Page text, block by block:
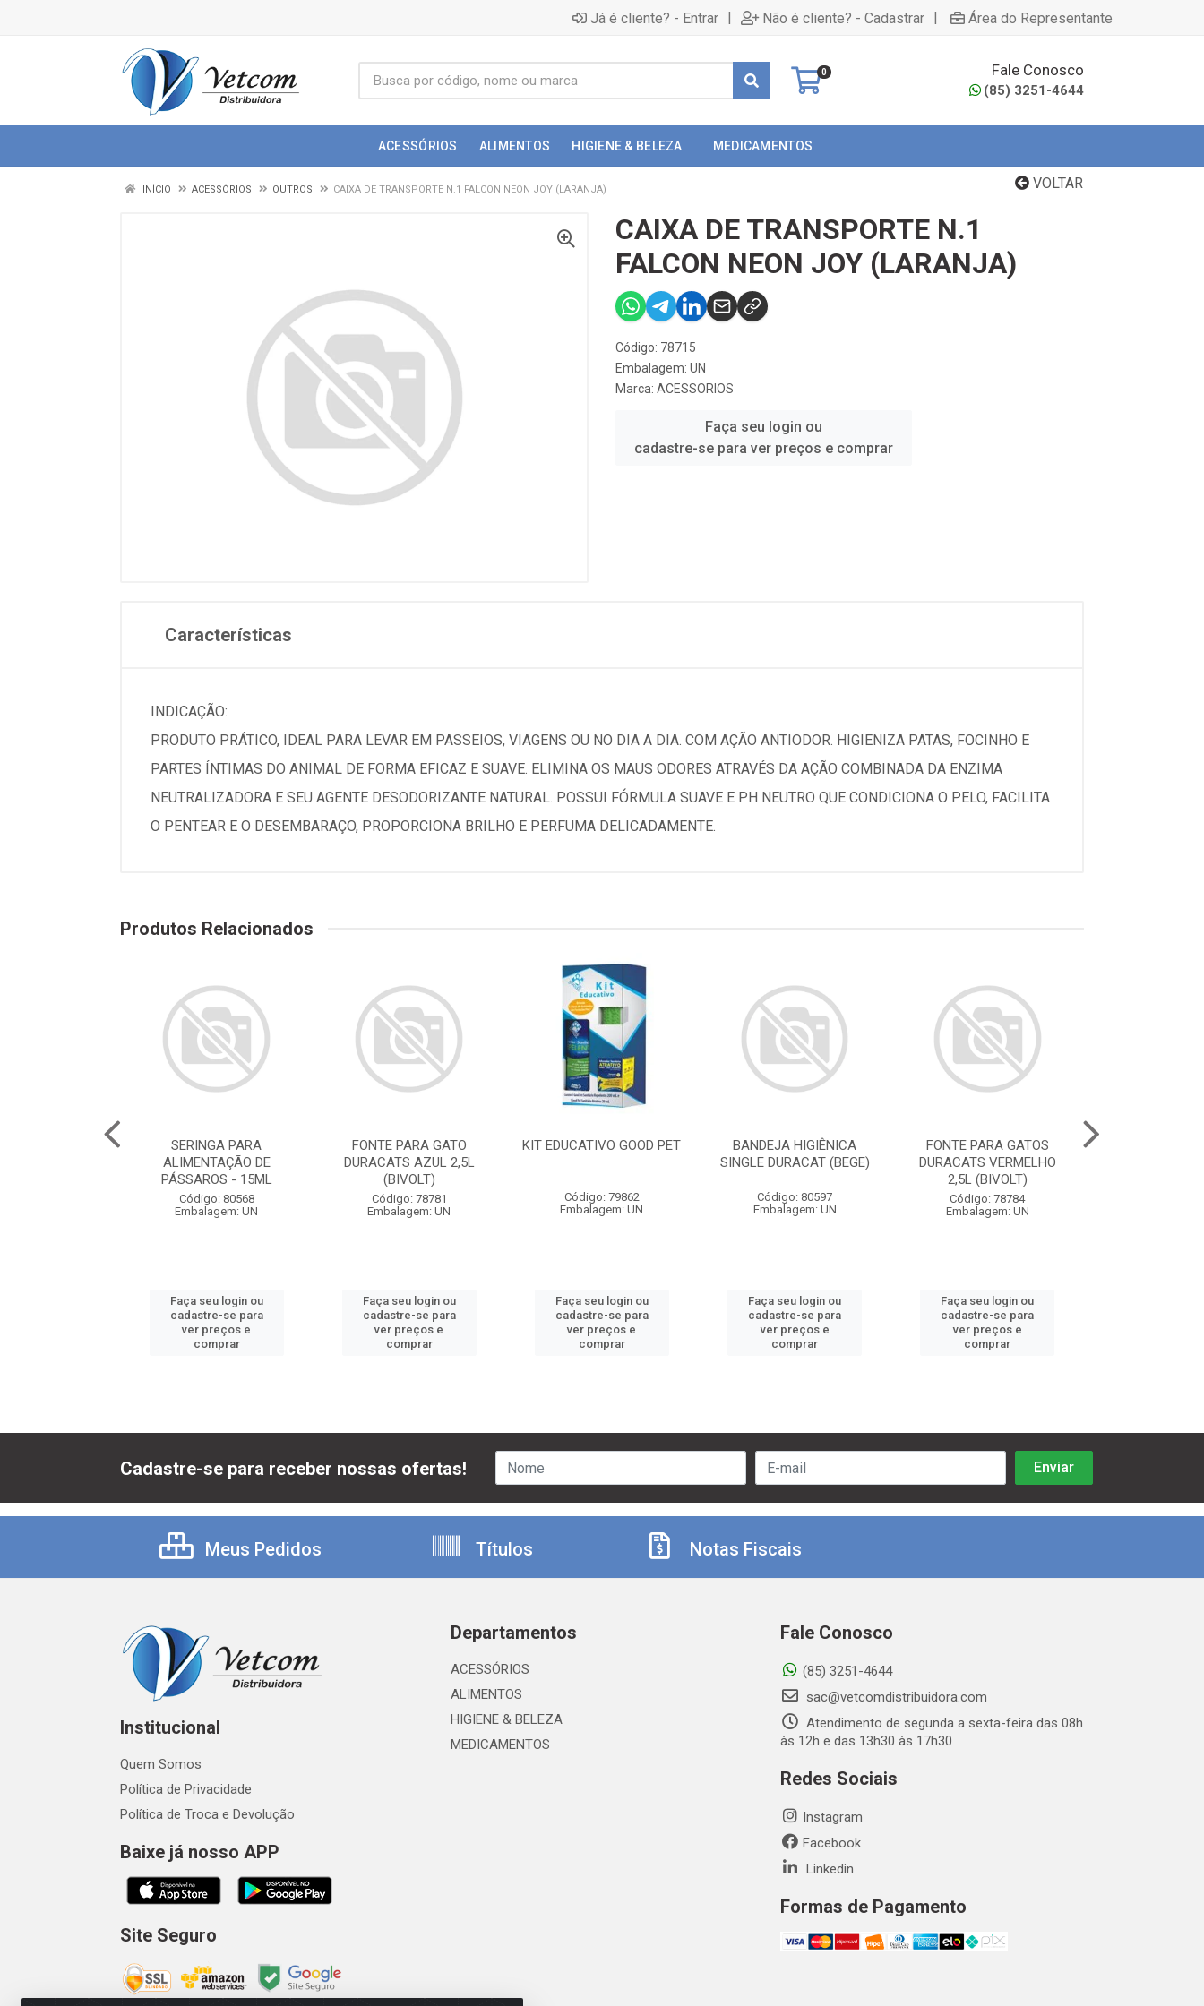
Já é cliente? - Entrar | Não é cliente? - Cadastrar | Área do Representante
0 Fale Conosco
(85) 3251-4644
ACESSÓRIOS ALIMENTOS HIGIENE & BELEZA MEDICAMENTOS
VOLTAR
INÍCIO ACESSÓRIOS OUTROS CAIXA DE TRANSPORTE N.1 FALCON NEON JOY (LARANJA)
CAIXA DE TRANSPORTE N.1
FALCON NEON JOY (LARANJA)
Código: 78715
Embalagem: UN
Marca: ACESSORIOS
Faça seu login ou
cadastre-se para ver preços e comprar
Características
INDICAÇÃO:
PRODUTO PRÁTICO, IDEAL PARA LEVAR EM PASSEIOS, VIAGENS OU NO DIA A DIA. COM AÇÃO ANTIODOR. HIGIENIZA PATAS, FOCINHO E
PARTES ÍNTIMAS DO ANIMAL DE FORMA EFICAZ E SUAVE. ELIMINA OS MAUS ODORES ATRAVÉS DA AÇÃO COMBINADA DA ENZIMA
NEUTRALIZADORA E SEU AGENTE DESODORIZANTE NATURAL. POSSUI FÓRMULA SUAVE E PH NEUTRO QUE CONDICIONA O PELO, FACILITA
O PENTEAR E O DESEMBARAÇO, PROPORCIONA BRILHO E PERFUMA DELICADAMENTE.
Produtos Relacionados
SERINGA PARA
ALIMENTAÇÃO DE
PÁSSAROS - 15ML
Código: 80568
Embalagem: UN
Faça seu login ou
cadastre-se para
ver preços e
comprar
FONTE PARA GATO
DURACATS AZUL 2,5L
(BIVOLT)
Código: 78781
Embalagem: UN
Faça seu login ou
cadastre-se para
ver preços e
comprar
KIT EDUCATIVO GOOD PET
Código: 79862
Embalagem: UN
Faça seu login ou
cadastre-se para
ver preços e
comprar
BANDEJA HIGIÊNICA
SINGLE DURACAT (BEGE)
Código: 80597
Embalagem: UN
Faça seu login ou
cadastre-se para
ver preços e
comprar
FONTE PARA GATOS
DURACATS VERMELHO
2,5L (BIVOLT)
Código: 78784
Embalagem: UN
Faça seu login ou
cadastre-se para
ver preços e
comprar
Cadastre-se para receber nossas ofertas!
Meus Pedidos Títulos Notas Fiscais
Institucional
Quem Somos
Política de Privacidade
Política de Troca e Devolução
Baixe já nosso APP
Site Seguro
Departamentos
ACESSÓRIOS
ALIMENTOS
HIGIENE & BELEZA
MEDICAMENTOS
Fale Conosco
(85) 3251-4644
sac@vetcomdistribuidora.com
Atendimento de segunda a sexta-feira das 08h
às 12h e das 13h30 às 17h30
Redes Sociais
Instagram
Facebook
Linkedin
Formas de Pagamento